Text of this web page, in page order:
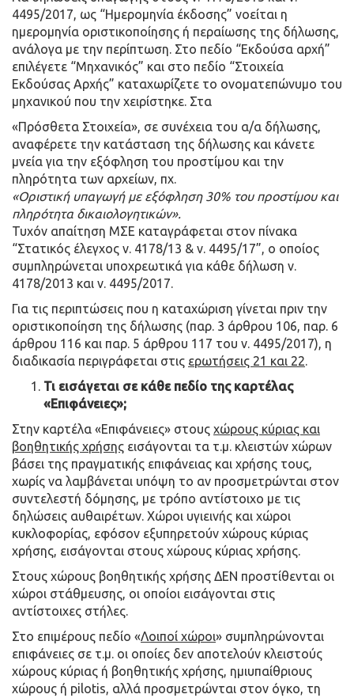
4495/2017, ως “Ημερομηνία έκδοσης” νοείται η
ημερομηνία οριστικοποίησης ή περαίωσης της δήλωσης,
ανάλογα με την περίπτωση. Στο πεδίο “Εκδούσα αρχή”
επιλέγετε “Μηχανικός” και στο πεδίο “Στοιχεία
Εκδούσας Αρχής” καταχωρίζετε το ονοματεπώνυμο του
μηχανικού που την χειρίστηκε. Στα
«Πρόσθετα Στοιχεία», σε συνέχεια του α/α δήλωσης,
αναφέρετε την κατάσταση της δήλωσης και κάνετε
μνεία για την εξόφληση του προστίμου και την
πληρότητα των αρχείων, πχ.
«Οριστική υπαγωγή με εξόφληση 30% του προστίμου και
πληρότητα δικαιολογητικών».
Τυχόν απαίτηση ΜΣΕ καταγράφεται στον πίνακα
“Στατικός έλεγχος ν. 4178/13 & ν. 4495/17”, ο οποίος
συμπληρώνεται υποχρεωτικά για κάθε δήλωση ν.
4178/2013 και ν. 4495/2017.
Για τις περιπτώσεις που η καταχώριση γίνεται πριν την
οριστικοποίηση της δήλωσης (παρ. 3 άρθρου 106, παρ. 6
άρθρου 116 και παρ. 5 άρθρου 117 του ν. 4495/2017), η
διαδικασία περιγράφεται στις ερωτήσεις 21 και 22.
Τι εισάγεται σε κάθε πεδίο της καρτέλας
«Επιφάνειες»;
Στην καρτέλα «Επιφάνειες» στους χώρους κύριας και
βοηθητικής χρήσης εισάγονται τα τ.μ. κλειστών χώρων
βάσει της πραγματικής επιφάνειας και χρήσης τους,
χωρίς να λαμβάνεται υπόψη το αν προσμετρώνται στον
συντελεστή δόμησης, με τρόπο αντίστοιχο με τις
δηλώσεις αυθαιρέτων. Χώροι υγιεινής και χώροι
κυκλοφορίας, εφόσον εξυπηρετούν χώρους κύριας
χρήσης, εισάγονται στους χώρους κύριας χρήσης.
Στους χώρους βοηθητικής χρήσης ΔΕΝ προστίθενται οι
χώροι στάθμευσης, οι οποίοι εισάγονται στις
αντίστοιχες στήλες.
Στο επιμέρους πεδίο «Λοιποί χώροι» συμπληρώνονται
επιφάνειες σε τ.μ. οι οποίες δεν αποτελούν κλειστούς
χώρους κύριας ή βοηθητικής χρήσης, ημιυπαίθριους
χώρους ή pilotis, αλλά προσμετρώνται στον όγκο, τη